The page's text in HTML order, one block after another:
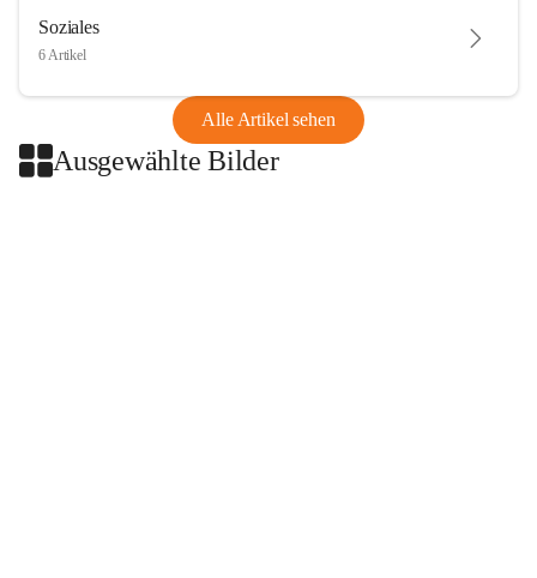
Soziales
6 Artikel
Alle Artikel sehen
Ausgewählte Bilder